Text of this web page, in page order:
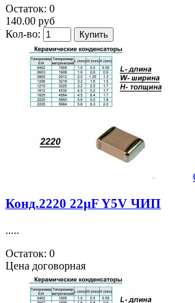
Остаток: 0
140.00 руб
Кол-во:
Конд.2220 22µF Y5V ЧИП
.....
Остаток: 0
Цена договорная